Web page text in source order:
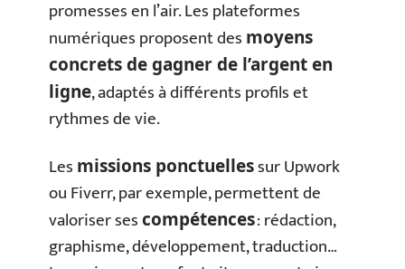
promesses en l’air. Les plateformes
numériques proposent des moyens
concrets de gagner de l’argent en
ligne, adaptés à différents profils et
rythmes de vie.
Les missions ponctuellessur Upwork
ou Fiverr, par exemple, permettent de
valoriser sescompétences: rédaction,
graphisme, développement, traduction…